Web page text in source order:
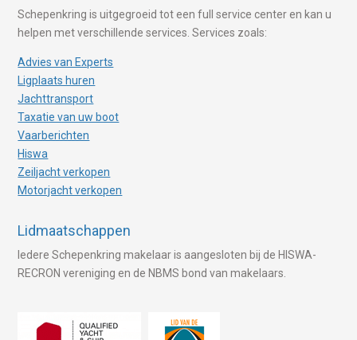
Schepenkring is uitgegroeid tot een full service center en kan u
helpen met verschillende services. Services zoals:
Advies van Experts
Ligplaats huren
Jachttransport
Taxatie van uw boot
Vaarberichten
Hiswa
Zeiljacht verkopen
Motorjacht verkopen
Lidmaatschappen
Iedere Schepenkring makelaar is aangesloten bij de HISWA-
RECRON vereniging en de NBMS bond van makelaars.